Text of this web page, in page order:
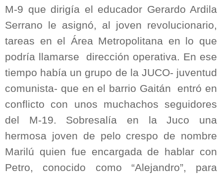
M-9 que dirigía el educador Gerardo Ardila
Serrano le asignó, al joven revolucionario,
tareas en el Área Metropolitana en lo que
podría llamarse dirección operativa. En ese
tiempo había un grupo de la JUCO- juventud
comunista- que en el barrio Gaitán entró en
conflicto con unos muchachos seguidores
del M-19. Sobresalía en la Juco una
hermosa joven de pelo crespo de nombre
Marilú quien fue encargada de hablar con
Petro, conocido como “Alejandro”, para